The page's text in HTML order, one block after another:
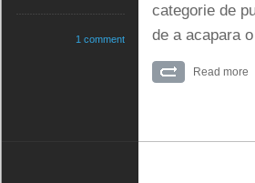
categorie de
de a acapara
Read more
1 comment